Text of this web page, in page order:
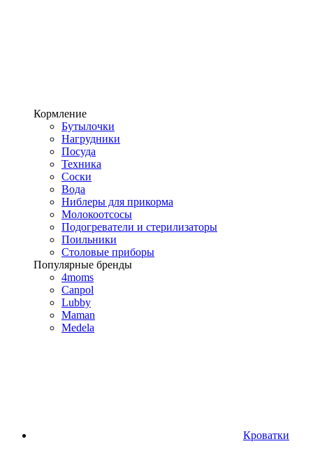
Кормление
Бутылочки
Нагрудники
Посуда
Техника
Соски
Вода
Ниблеры для прикорма
Молокоотсосы
Подогреватели и стерилизаторы
Поильники
Столовые приборы
Популярные бренды
4moms
Canpol
Lubby
Maman
Medela
Кроватки